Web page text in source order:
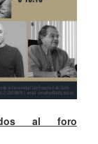
al foro